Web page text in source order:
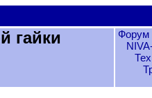
гайки
Форум